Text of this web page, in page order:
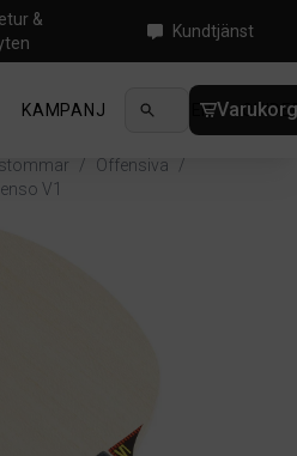
&
Kundtjänst
KAMPANJ NYHETER
/ Offensiva
/
V1